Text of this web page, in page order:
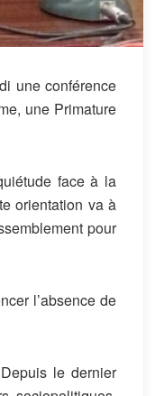
une conférence
une Primature
face à la
orientation va à
pour
l’absence de
le dernier